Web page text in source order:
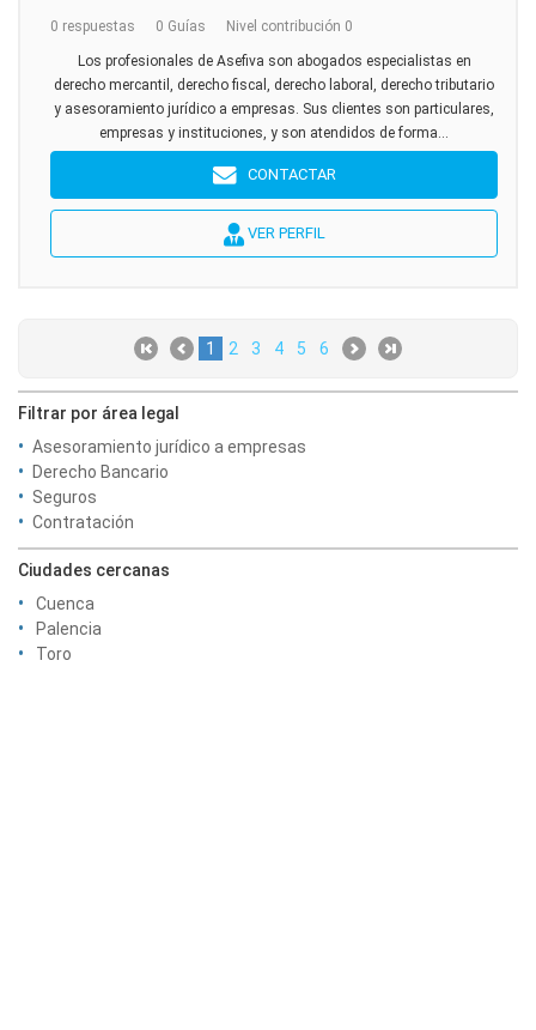
0 respuestas 0 Guías Nivel contribución 0
Los profesionales de Asefiva son abogados especialistas en
derecho mercantil, derecho fiscal, derecho laboral, derecho tributario
y asesoramiento jurídico a empresas. Sus clientes son particulares,
empresas y instituciones, y son atendidos de forma...
CONTACTAR
VER PERFIL
1 2 3 4 5 6
Filtrar por área legal
Asesoramiento jurídico a empresas
Derecho Bancario
Seguros
Contratación
Ciudades cercanas
Cuenca
Palencia
Toro